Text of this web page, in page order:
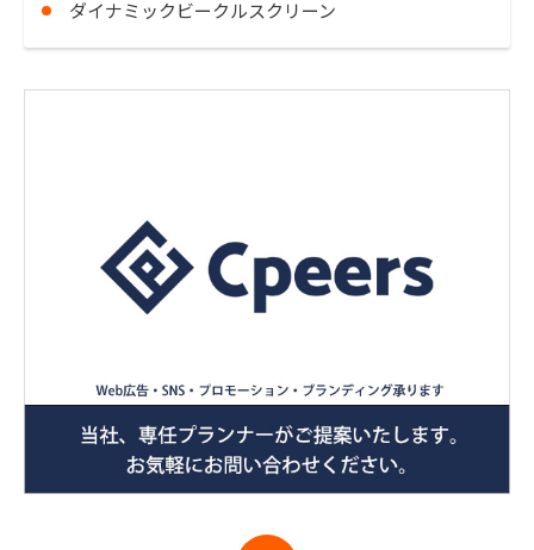
ダイナミックビークルスクリーン